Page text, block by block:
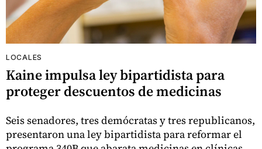
LOCALES
Kaine impulsa ley bipartidista para
proteger descuentos de medicinas
Seis senadores, tres demócratas y tres republicanos,
presentaron una ley bipartidista para reformar el